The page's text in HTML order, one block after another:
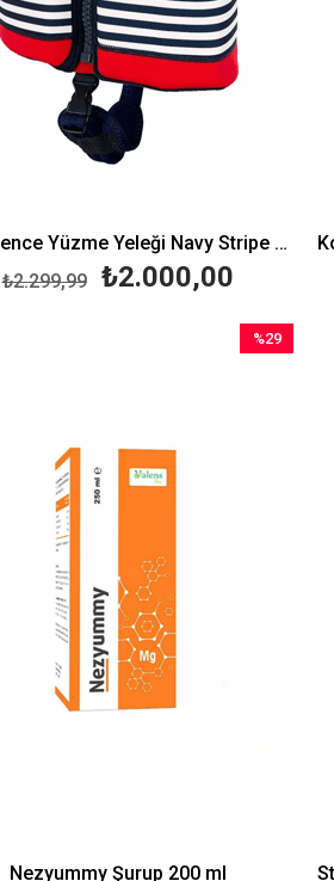
Konfidence Yüzme Yeleği Navy Stripe Large 3-6 Yaş (19-30 Kg)
₺2.000,00
₺2.299,99
Nezyummy Şurup 200 ml
%29